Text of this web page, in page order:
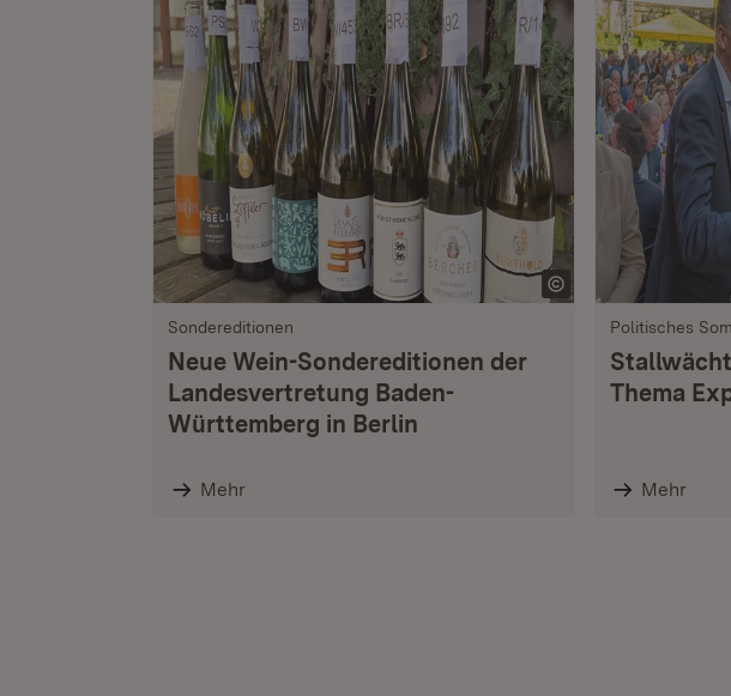
Sondereditionen
Neue Wein-Sondereditionen der
Landesvertretung Baden-
Württemberg in Berlin
Mehr
Politisches
Thema
Mehr